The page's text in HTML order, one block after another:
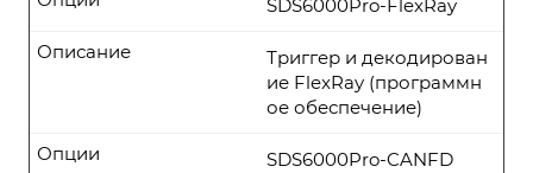
SDS6000Pro-FlexRay
Триггер и декодирован
ие FlexRay (программн
ое обеспечение)
Описание
SDS6000Pro-CANFD
Опции